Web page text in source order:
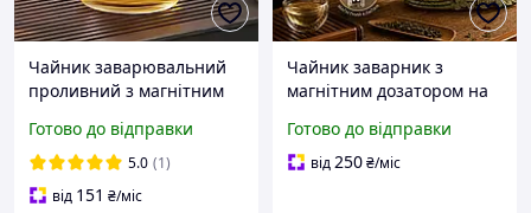
Чайник заварювальний
проливний з магнітним
ситечком Гунфу типот 500
мл Різнокольоровий
Готово до відправки
5.0 (1)
від 151 ₴/міс
Чайник заварник з
магнітним дозатором на
підставці та фільтром із
нержавіючої сталі
Готово до відправки
від250₴/міс